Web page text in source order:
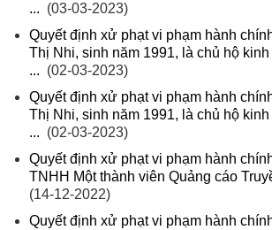
... (03-03-2023)
Quyết định xử phạt vi phạm hành
Thị Nhi, sinh năm 1991, là chủ hộ
... (02-03-2023)
Quyết định xử phạt vi phạm hành
Thị Nhi, sinh năm 1991, là chủ hộ
... (02-03-2023)
Quyết định xử phạt vi phạm hành
TNHH Một thành viên Quảng cáo
(14-12-2022)
Quyết định xử phạt vi phạm hành